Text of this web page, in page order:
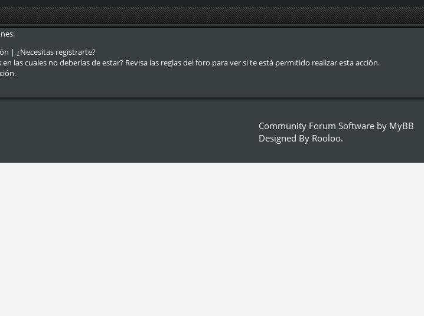
| ¿Necesitas registrarte?
las cuales no deberías de estar? Revisa las reglas del foro para ver si te está permitido realizar esta acción.
Community Forum Software by MyBB
Designed By Rooloo.